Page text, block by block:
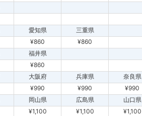
愛知県
三重県
¥860 ¥860
福井県
¥860
大阪府 兵庫県 奈良県
¥990 ¥990 ¥990
岡山県 広島県
山口県
¥1,100 ¥1,100 ¥1,100